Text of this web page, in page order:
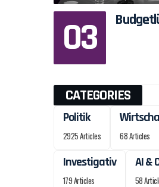
CATEGORIES
Politik
2925 Articles 68 Articles
Investigativ
179 Articles
AI &
58